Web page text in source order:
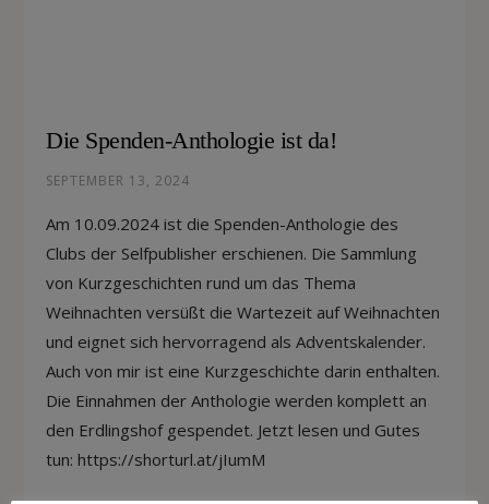
Die Spenden-Anthologie ist da!
SEPTEMBER 13, 2024
Am 10.09.2024 ist die Spenden-Anthologie des
Clubs der Selfpublisher erschienen. Die Sammlung
von Kurzgeschichten rund um das Thema
Weihnachten versüßt die Wartezeit auf Weihnachten
und eignet sich hervorragend als Adventskalender.
Auch von mir ist eine Kurzgeschichte darin enthalten.
Die Einnahmen der Anthologie werden komplett an
den Erdlingshof gespendet. Jetzt lesen und Gutes
tun: https://shorturl.at/jIumM